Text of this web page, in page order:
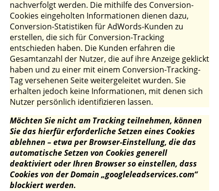
nachverfolgt werden. Die mithilfe des Conversion-
Cookies eingeholten Informationen dienen dazu,
Conversion-Statistiken für AdWords-Kunden zu
erstellen, die sich für Conversion-Tracking
entschieden haben. Die Kunden erfahren die
Gesamtanzahl der Nutzer, die auf ihre Anzeige geklickt
haben und zu einer mit einem Conversion-Tracking-
Tag versehenen Seite weitergeleitet wurden. Sie
erhalten jedoch keine Informationen, mit denen sich
Nutzer persönlich identifizieren lassen.
Möchten Sie nicht am Tracking teilnehmen, können
Sie das hierfür erforderliche Setzen eines Cookies
ablehnen – etwa per Browser-Einstellung, die das
automatische Setzen von Cookies generell
deaktiviert oder Ihren Browser so einstellen, dass
Cookies von der Domain „googleleadservices.com“
blockiert werden.